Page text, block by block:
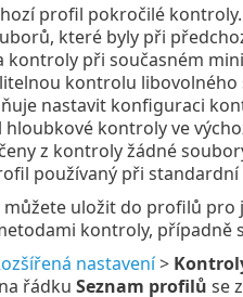
profil pokročilé
které byly při
kontroly při současném
kontrolu
nastavit konfiguraci
hloubkové kontroly ve
z kontroly žádné
používaný při
uložit do profilů
kontroly, případně
nastavení>
řádku Seznam profilů se